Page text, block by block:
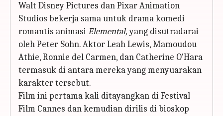
Walt Disney Pictures dan Pixar Animation
Studios bekerja sama untuk drama komedi
romantis animasiElemental,yang disutradarai
oleh Peter Sohn. Aktor Leah Lewis, Mamoudou
Athie, Ronnie del Carmen, dan Catherine O'Hara
termasuk di antara mereka yang menyuarakan
karakter tersebut.
Film ini pertama kali ditayangkan di Festival
Film Cannes dan kemudian dirilis di bioskop